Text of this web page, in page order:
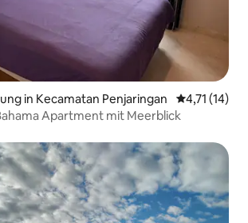
in Kecamatan Penjaringan
4,71 (14)
Apartment mit Meerblick